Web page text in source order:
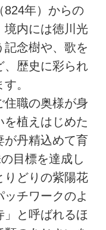
824年）からの
境内には徳川光
記念樹や、歌を
、歴史に彩られ
。
住職の奥様が身
を植えはじめた
が丹精込めて育
目標を達成し
りどりの紫陽花
チワークのよ
」と呼ばれるほ